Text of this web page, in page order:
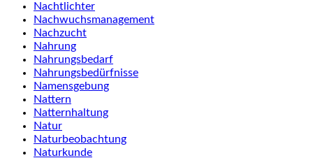
Nachtlichter
Nachwuchsmanagement
Nachzucht
Nahrung
Nahrungsbedarf
Nahrungsbedürfnisse
Namensgebung
Nattern
Natternhaltung
Natur
Naturbeobachtung
Naturkunde